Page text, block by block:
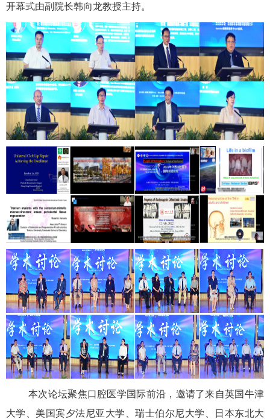
开幕式由副院长韩向龙教授主持。
本次论坛聚焦口腔医学国际前沿，邀请了来自英国牛津
大学、美国宾夕法尼亚大学、瑞士伯尔尼大学、日本东北大